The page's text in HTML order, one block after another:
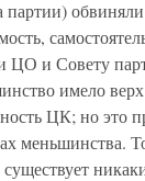
ЦО и Совету
имело
ЦК; но это
меньшинства.